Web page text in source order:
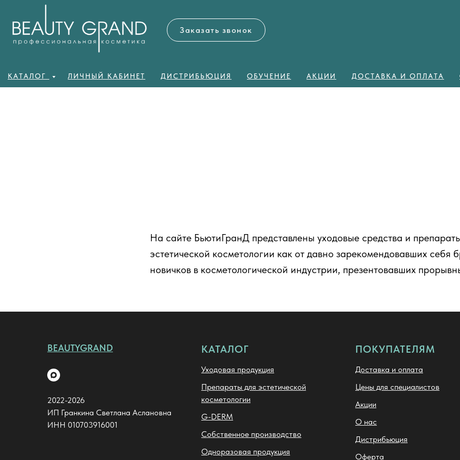
Заказать звонок
КАТАЛОГ ЛИЧНЫЙ КАБИНЕТ ДИСТРИБЬЮЦИЯ ОБУЧЕНИЕ АКЦИИ ДОСТАВКА И ОПЛАТА
На сайте БьютиГранД представлены уходовые средства и
эстетической косметологии как от давно зарекомендовавших себя
новичков в косметологической индустрии, презентовавших
BEAUTYGRAND
2022-2026
ИП Гранкина Светлана Аслановна
ИНН 010703916001
КАТАЛОГ
Уходовая продукция
Препараты для эстетической
косметологии
G-DERM
Собственное производство
Одноразовая продукция
ПОКУПАТЕЛЯМ
Доставка и оплата
Цены для специалистов
Акции
О нас
Дистрибьюция
Оферта